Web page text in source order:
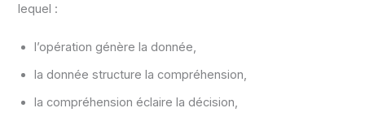
lequel :
l’opération génère la donnée,
la donnée structure la compréhension,
la compréhension éclaire la décision,